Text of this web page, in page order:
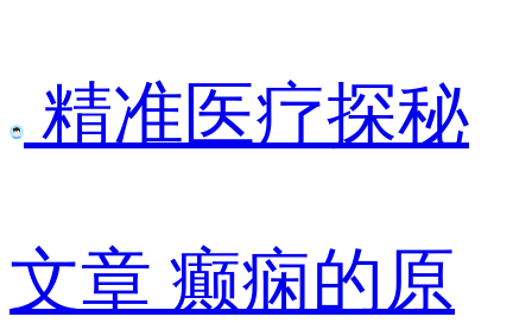
精准医疗探秘
文章 癫痫的原